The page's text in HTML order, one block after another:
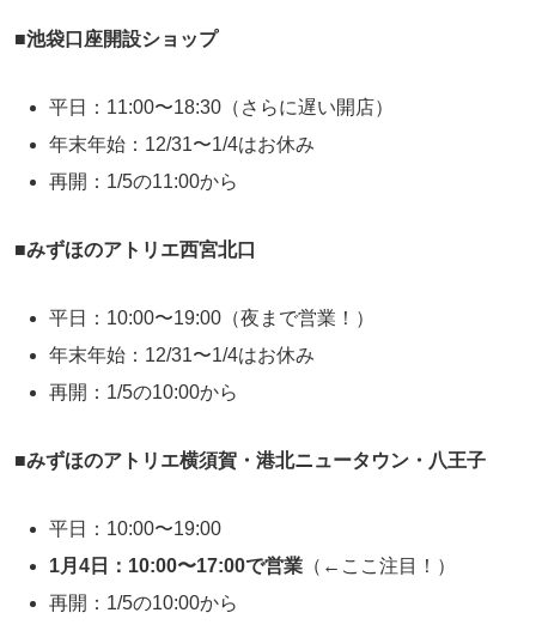
■池袋口座開設ショップ
平日：11:00〜18:30（さらに遅い開店）
年末年始：12/31〜1/4はお休み
再開：1/5の11:00から
■みずほのアトリエ西宮北口
平日：10:00〜19:00（夜まで営業！）
年末年始：12/31〜1/4はお休み
再開：1/5の10:00から
■みずほのアトリエ横須賀・港北ニュータウン・八王子
平日：10:00〜19:00
1月4日：10:00〜17:00で営業 （←ここ注目！）
再開：1/5の10:00から